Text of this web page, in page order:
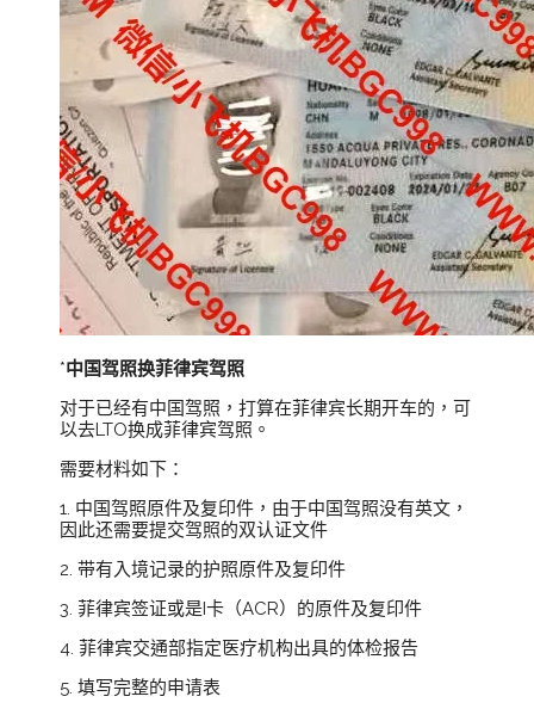
*中国驾照换菲律宾驾照
对于已经有中国驾照，打算在菲律宾长期开车的，可
以去LTO换成菲律宾驾照。
需要材料如下：
1. 中国驾照原件及复印件，由于中国驾照没有英文，
因此还需要提交驾照的双认证文件
2. 带有入境记录的护照原件及复印件
3. 菲律宾签证或是I卡（ACR）的原件及复印件
4. 菲律宾交通部指定医疗机构出具的体检报告
5. 填写完整的申请表